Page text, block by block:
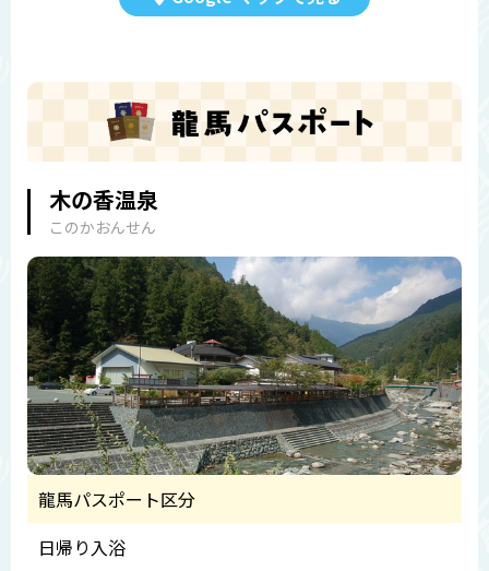
木の香温泉
このかおんせん
龍馬パスポート区分
日帰り入浴